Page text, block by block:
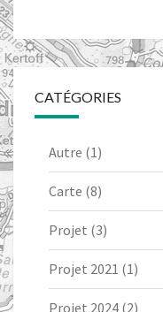
CATÉGORIES
Autre (1)
Carte (8)
Projet (3)
Projet 2021 (1)
Projet 2024 (2)